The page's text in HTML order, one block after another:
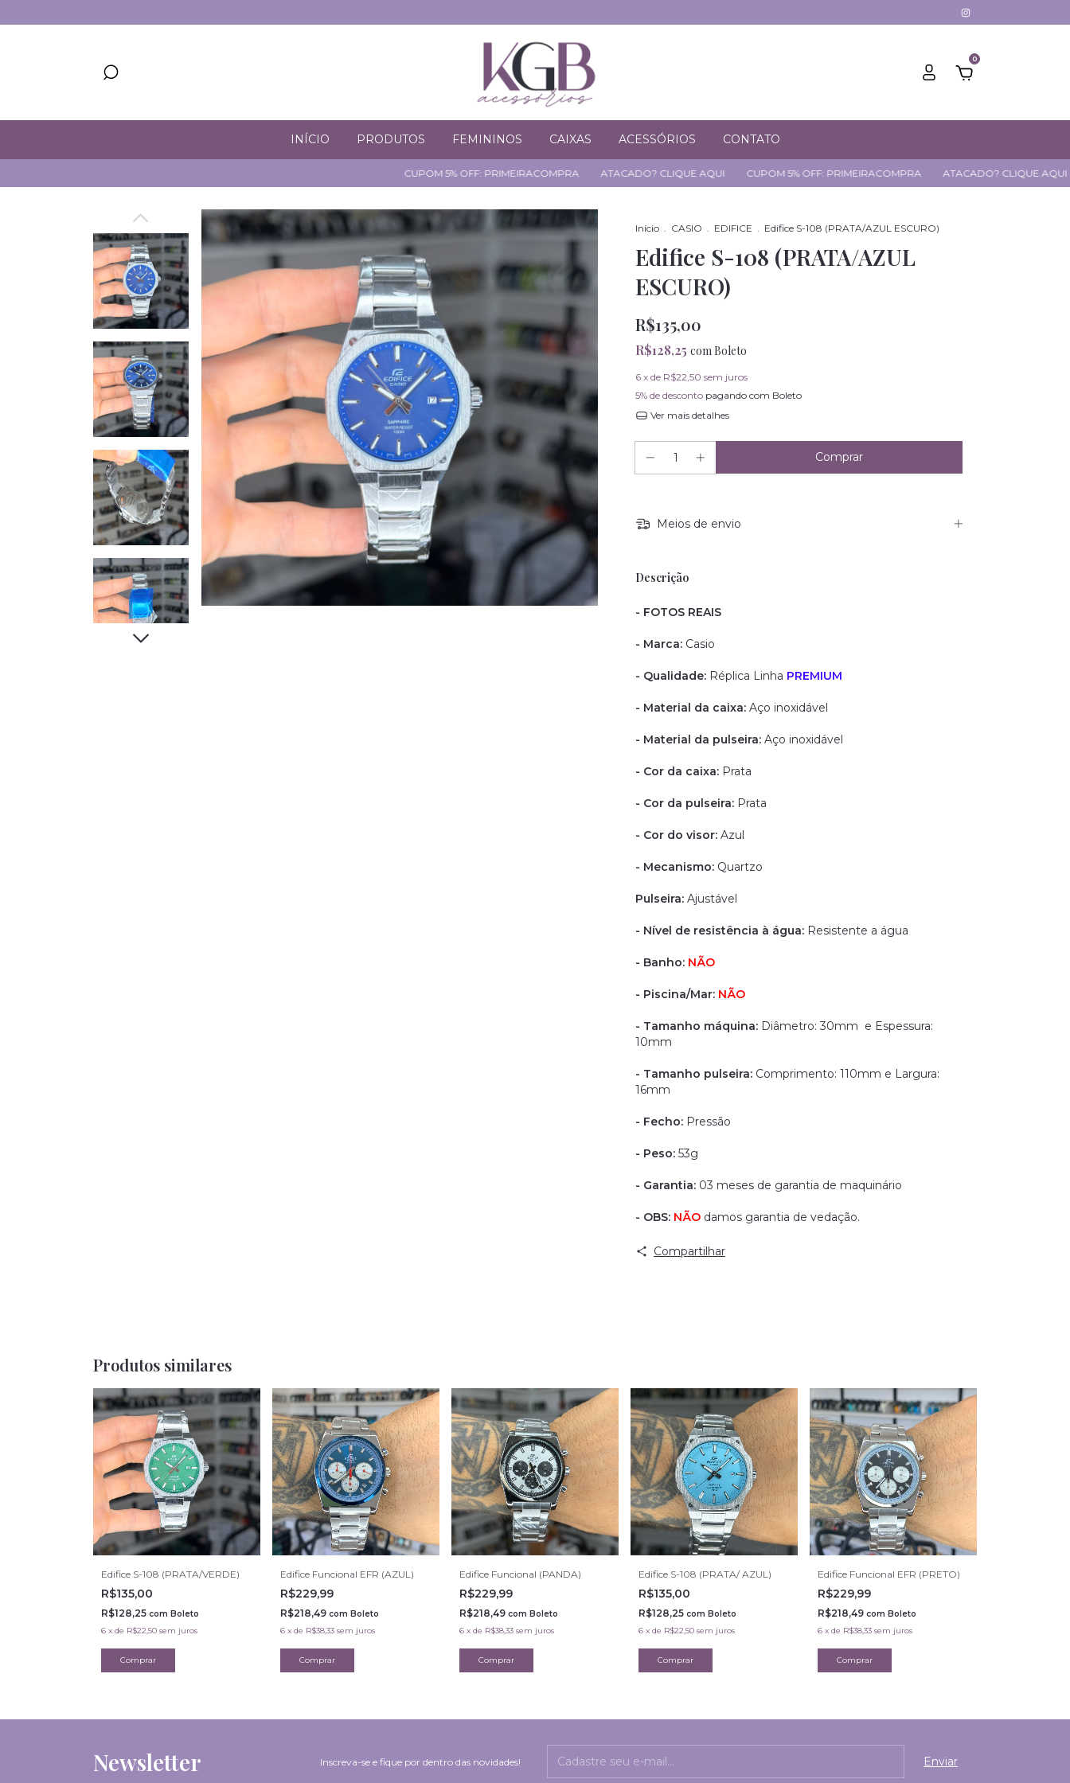
0
INÍCIO PRODUTOS FEMININOS CAIXAS ACESSÓRIOS CONTATO
CUPOM 5% OFF: PRIMEIRACOMPRA ATACADO? CLIQUE AQUI CUPOM 5% OFF: PRIMEIRACOMPRA ATACADO? CLIQUE AQUI CUPOM
Início . CASIO . EDIFICE . Edifice S-108 (PRATA/AZUL ESCURO)
Edifice S-108 (PRATA/AZUL
ESCURO)
R$135,00
R$128,25 comBoleto
6 x de R$22,50 sem juros
5% de desconto pagando com Boleto
Ver mais detalhes
Meios de envio
Descrição
- FOTOS REAIS
- Marca: Casio
- Qualidade: Réplica Linha PREMIUM
- Material da caixa: Aço inoxidável
- Material da pulseira: Aço inoxidável
- Cor da caixa: Prata
- Cor da pulseira: Prata
- Cor do visor: Azul
- Mecanismo: Quartzo
Pulseira: Ajustável
- Nível de resistência à água: Resistente a água
- Banho: NÃO
- Piscina/Mar: NÃO
- Tamanho máquina: Diâmetro: 30mm e Espessura:
10mm
- Tamanho pulseira: Comprimento: 110mm e Largura:
16mm
- Fecho: Pressão
- Peso: 53g
- Garantia: 03 meses de garantia de maquinário
- OBS: NÃO damos garantia de vedação.
Compartilhar
Produtos similares
Edifice S-108 (PRATA/VERDE)
R$135,00
R$128,25 com Boleto
6 x de R$22,50 sem juros
Edifice Funcional EFR (AZUL)
R$229,99
R$218,49 com Boleto
6 x de R$38,33 sem juros
Edifice Funcional (PANDA)
R$229,99
R$218,49 com Boleto
6 x de R$38,33 sem juros
Edifice S-108 (PRATA/ AZUL)
R$135,00
R$128,25 com Boleto
6 x de R$22,50 sem juros
Edifice Funcional EFR (PRETO)
R$229,99
R$218,49 com Boleto
6 x de R$38,33 sem juros
Newsletter Inscreva-se e fique por dentro das novidades!